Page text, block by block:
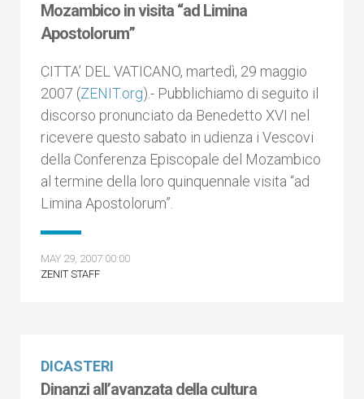
Mozambico in visita “ad Limina
Apostolorum”
CITTA’ DEL VATICANO, martedì, 29 maggio
2007 (ZENIT.org).- Pubblichiamo di seguito il
discorso pronunciato da Benedetto XVI nel
ricevere questo sabato in udienza i Vescovi
della Conferenza Episcopale del Mozambico
al termine della loro quinquennale visita “ad
Limina Apostolorum”.
MAY 29, 2007 00:00
ZENIT STAFF
DICASTERI
Dinanzi all’avanzata della cultura